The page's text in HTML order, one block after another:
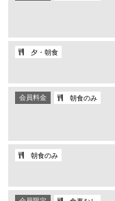
夕・朝食
会員料金 朝食のみ
朝食のみ